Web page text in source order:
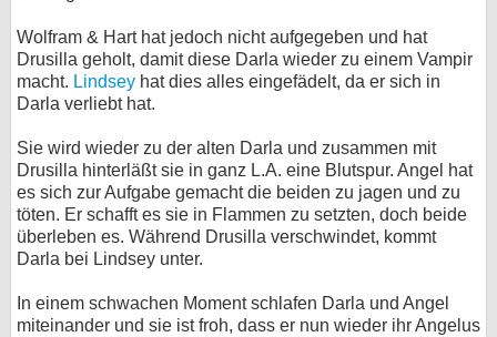
Wolfram & Hart hat jedoch nicht aufgegeben und hat
Drusilla geholt, damit diese Darla wieder zu einem Vampir
macht. Lindsey hat dies alles eingefädelt, da er sich in
Darla verliebt hat.
Sie wird wieder zu der alten Darla und zusammen mit
Drusilla hinterläßt sie in ganz L.A. eine Blutspur. Angel hat
es sich zur Aufgabe gemacht die beiden zu jagen und zu
töten. Er schafft es sie in Flammen zu setzten, doch beide
überleben es. Während Drusilla verschwindet, kommt
Darla bei Lindsey unter.
In einem schwachen Moment schlafen Darla und Angel
miteinander und sie ist froh, dass er nun wieder ihr Angelus